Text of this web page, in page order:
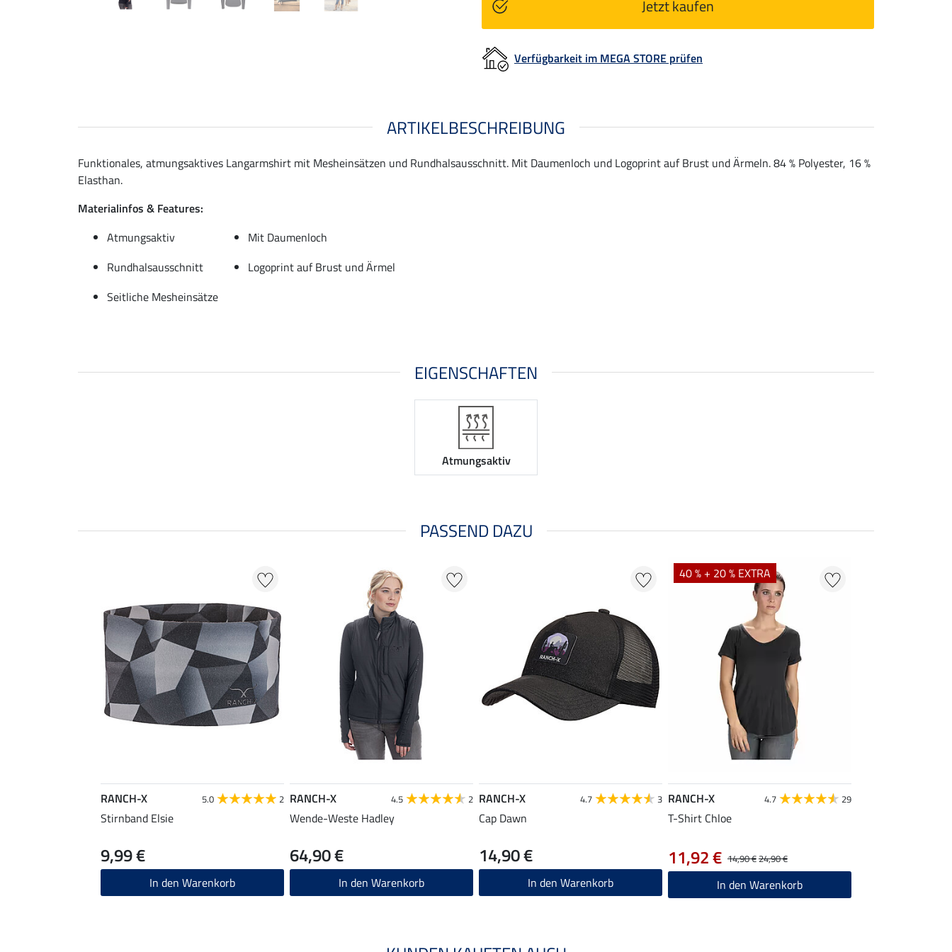
Jetzt kaufen
Verfügbarkeit im MEGA STORE prüfen
ARTIKELBESCHREIBUNG
Funktionales, atmungsaktives Langarmshirt mit Mesheinsätzen und Rundhalsausschnitt. Mit Daumenloch und Logoprint auf Brust und Ärmeln. 84 % Polyester, 16 %
Elasthan.
Materialinfos & Features:
Atmungsaktiv
Mit Daumenloch
Rundhalsausschnitt
Logoprint auf Brust und Ärmel
Seitliche Mesheinsätze
EIGENSCHAFTEN
Atmungsaktiv
PASSEND DAZU
RANCH-X 5.0 2
Stirnband Elsie
9,99 €
In den Warenkorb
RANCH-X 4.5 2
Wende-Weste Hadley
64,90 €
In den Warenkorb
RANCH-X 4.7 3
Cap Dawn
14,90 €
In den Warenkorb
40 % + 20 % EXTRA
RANCH-X 4.7 29
T-Shirt Chloe
14,90 €24,90 €
11,92 €
In den Warenkorb